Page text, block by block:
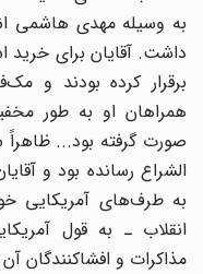
به وسیله مهدی هاشمی
داشت. آقایان برای خرید
برقرار کرده بودند و
همراهان او به طور
صورت گرفته بود...
الشراع رسانده بود و
به طرف‌های آمریکایی خود
انقلاب ـ به قول
مذاکرات و افشاکنندگان آن